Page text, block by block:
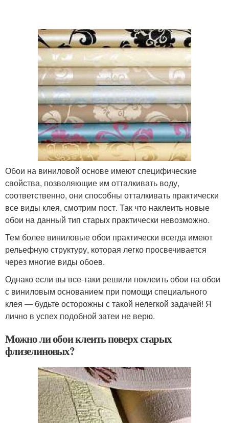
Обои на виниловой основе имеют специфические
свойства, позволяющие им отталкивать воду,
соответственно, они способны отталкивать практически
все виды клея, смотрим пост. Так что наклеить новые
обои на данный тип старых практически невозможно.
Тем более виниловые обои практически всегда имеют
рельефную структуру, которая легко просвечивается
через многие виды обоев.
Однако если вы все-таки решили поклеить обои на обои
с виниловым основанием при помощи специального
клея — будьте осторожны с такой нелегкой задачей! Я
лично в успех подобной затеи не верю.
Можно ли обои клеить поверх старых
флизелиновых?